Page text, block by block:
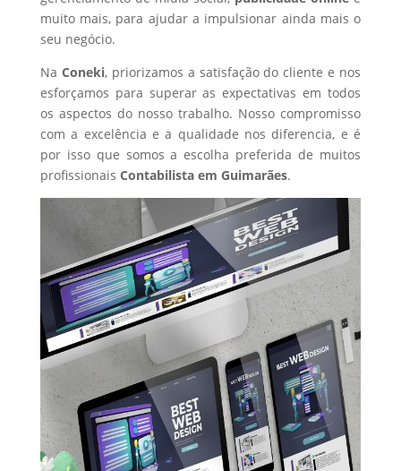
muito mais, para ajudar a impulsionar ainda mais o
seu negócio.
Na Coneki, priorizamos a satisfação do cliente e nos
esforçamos para superar as expectativas em todos
os aspectos do nosso trabalho. Nosso compromisso
com a excelência e a qualidade nos diferencia, e é
por isso que somos a escolha preferida de muitos
profissionais Contabilistaem Guimarães.